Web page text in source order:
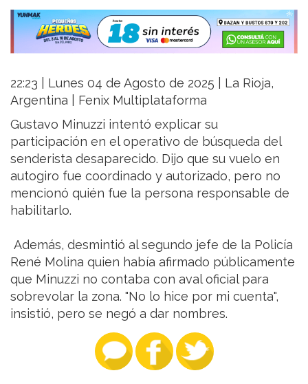
22:23 | Lunes 04 de Agosto de 2025 | La Rioja,
Argentina | Fenix Multiplataforma
Gustavo Minuzzi intentó explicar su
participación en el operativo de búsqueda del
senderista desaparecido. Dijo que su vuelo en
autogiro fue coordinado y autorizado, pero no
mencionó quién fue la persona responsable de
habilitarlo.
Además, desmintió al segundo jefe de la Policía
René Molina quien había afirmado públicamente
que Minuzzi no contaba con aval oficial para
sobrevolar la zona. "No lo hice por mi cuenta",
insistió, pero se negó a dar nombres.